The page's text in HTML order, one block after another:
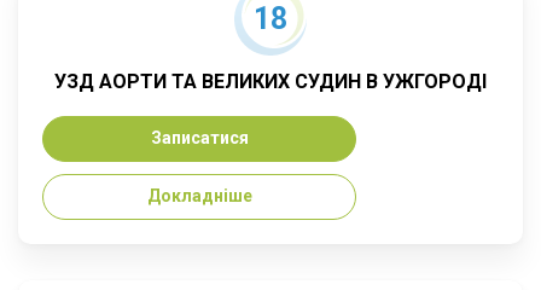
18
УЗД АОРТИ ТА ВЕЛИКИХ СУДИН В УЖГОРОДІ
Записатися
Докладніше